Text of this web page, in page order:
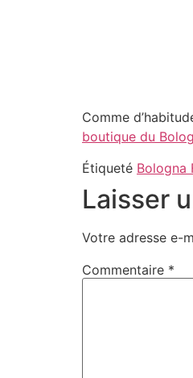
Comme
boutique du
Étiqueté Bologna
Laisser
Votre adresse e-
Commentaire *